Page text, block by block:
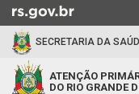
para
conteúdo
SECRETARIA DA
ATENÇÃO
DO RIO GRANDE